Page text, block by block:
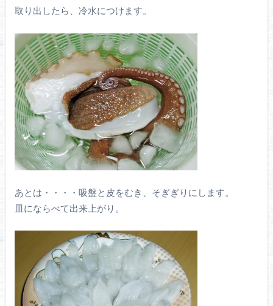
取り出したら、冷水につけます。
あとは・・・・吸盤と皮をむき、そぎぎりにします。
皿にならべて出来上がり。